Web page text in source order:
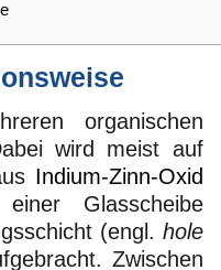
organischen
wird meist auf
Indium-Zinn-Oxid
Glasscheibe
(engl. hole
Zwischen